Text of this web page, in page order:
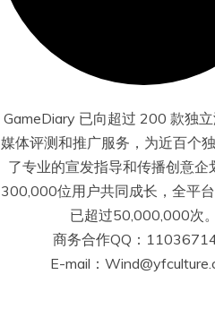
GameDiary 已向超过 200 款独
媒体评测和推广服务，为近百个
了专业的宣发指导和传播创意企
300,000位用户共同成长，全平
已超过50,000,000次。
商务合作QQ：
E-mail：